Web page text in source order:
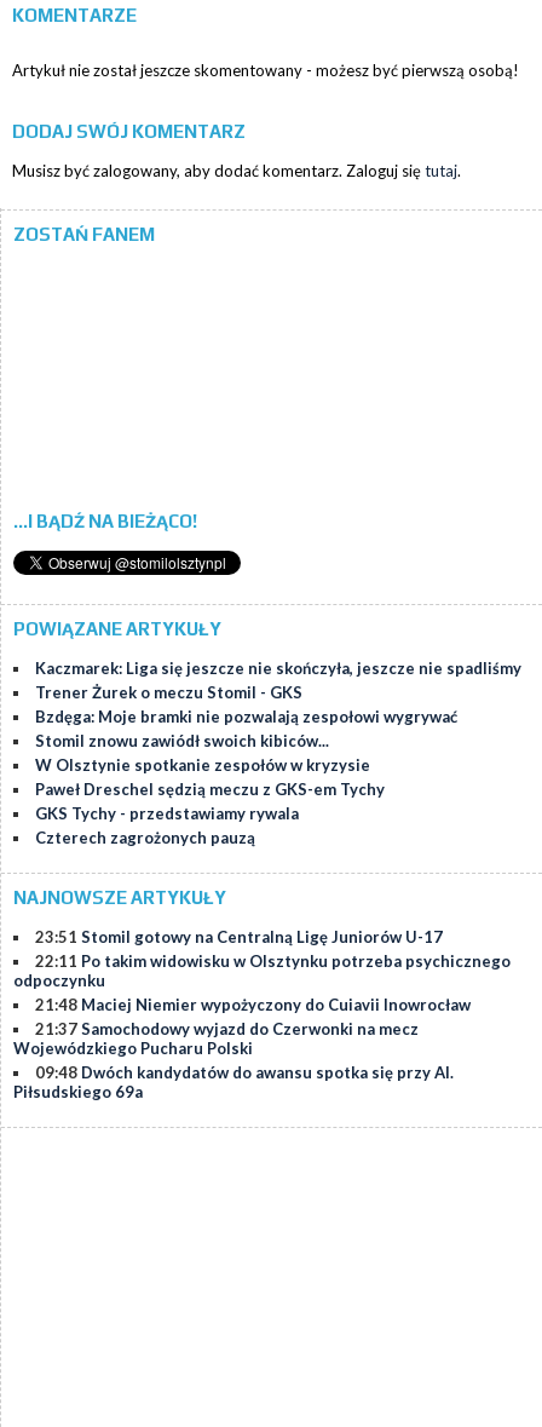
KOMENTARZE
Artykuł nie został jeszcze skomentowany - możesz być pierwszą osobą!
DODAJ SWÓJ KOMENTARZ
Musisz być zalogowany, aby dodać komentarz. Zaloguj siętutaj.
ZOSTAŃ FANEM
...I BĄDŹ NA BIEŻĄCO!
POWIĄZANE ARTYKUŁY
Kaczmarek: Liga się jeszcze nie skończyła, jeszcze nie spadliśmy
Trener Żurek o meczu Stomil - GKS
Bzdęga: Moje bramki nie pozwalają zespołowi wygrywać
Stomil znowu zawiódł swoich kibiców...
W Olsztynie spotkanie zespołów w kryzysie
Paweł Dreschel sędzią meczu z GKS-em Tychy
GKS Tychy - przedstawiamy rywala
Czterech zagrożonych pauzą
NAJNOWSZE ARTYKUŁY
23:51 Stomil gotowy na Centralną Ligę Juniorów U-17
22:11 Po takim widowisku w Olsztynku potrzeba psychicznego
odpoczynku
21:48 Maciej Niemier wypożyczony do Cuiavii Inowrocław
21:37Samochodowy wyjazd do Czerwonki na mecz
Wojewódzkiego Pucharu Polski
09:48 Dwóch kandydatów do awansu spotka się przy Al.
Piłsudskiego 69a